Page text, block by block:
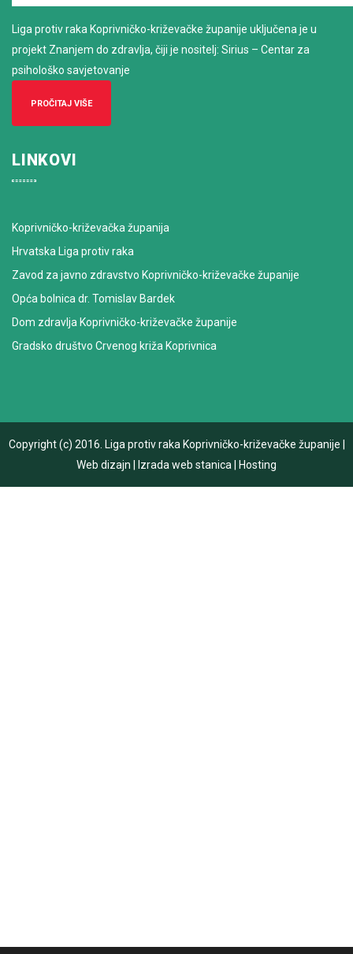
Liga protiv raka Koprivničko-križevačke županije uključena je u
projekt Znanjem do zdravlja, čiji je nositelj: Sirius – Centar za
psihološko savjetovanje
PROČITAJ VIŠE
LINKOVI
Koprivničko-križevačka županija
Hrvatska Liga protiv raka
Zavod za javno zdravstvo Koprivničko-križevačke županije
Opća bolnica dr. Tomislav Bardek
Dom zdravlja Koprivničko-križevačke županije
Gradsko društvo Crvenog križa Koprivnica
Copyright (c) 2016. Liga protiv raka Koprivničko-križevačke županije
Web dizajn
Izrada web stanica Hosting